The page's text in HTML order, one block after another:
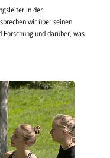
in der
wir über seinen
Forschung und darüber, was